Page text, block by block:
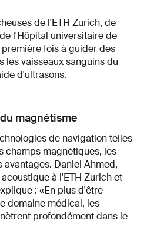
de l'ETH Zurich, de
l'Hôpital universitaire de
fois à guider des
les vaisseaux sanguins du
d'ultrasons.
magnétisme
de navigation telles
champs magnétiques, les
Daniel Ahmed,
à l'ETH Zurich et
: «En plus d'être
domaine médical, les
profondément dans le